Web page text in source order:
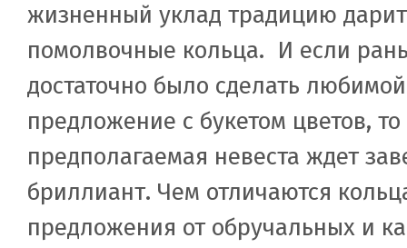
жизненный уклад традицию
помолвочные кольца. И если
достаточно было сделать любимой
предложение с букетом цветов, то
предполагаемая невеста ждет
бриллиант. Чем отличаются
предложения от обручальных и